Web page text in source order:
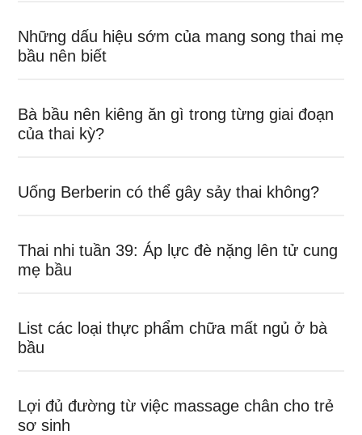
Những dấu hiệu sớm của mang song thai mẹ
bầu nên biết
Bà bầu nên kiêng ăn gì trong từng giai đoạn
của thai kỳ?
Uống Berberin có thể gây sảy thai không?
Thai nhi tuần 39: Áp lực đè nặng lên tử cung
mẹ bầu
List các loại thực phẩm chữa mất ngủ ở bà
bầu
Lợi đủ đường từ việc massage chân cho trẻ
sơ sinh